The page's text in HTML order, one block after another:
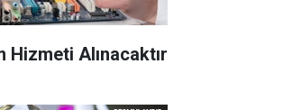
Hizmeti Alınacaktır